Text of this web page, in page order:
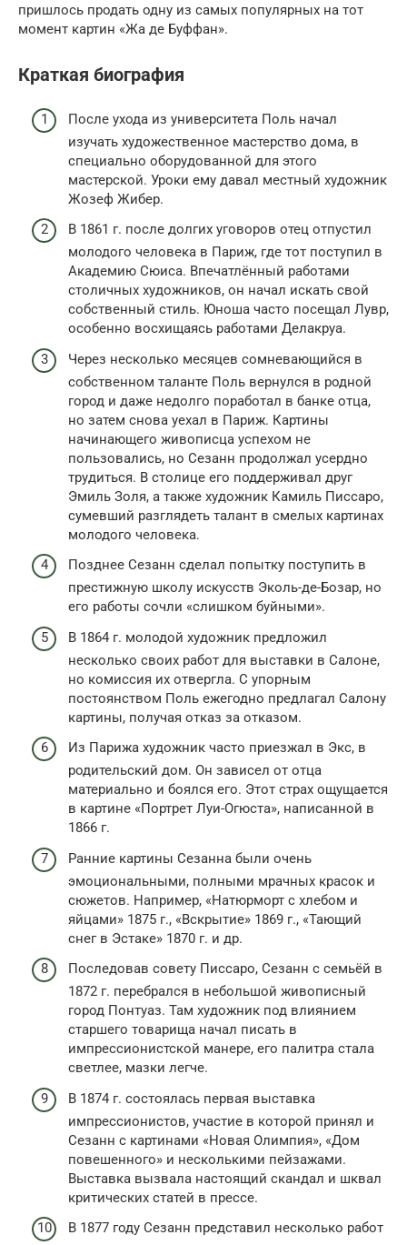
пришлось продать одну из самых популярных на тот
момент картин «Жа де Буффан».
Краткая биография
После ухода из университета Поль начал
изучать художественное мастерство дома, в
специально оборудованной для этого
мастерской. Уроки ему давал местный художник
Жозеф Жибер.
В 1861 г. после долгих уговоров отец отпустил
молодого человека в Париж, где тот поступил в
Академию Сюиса. Впечатлённый работами
столичных художников, он начал искать свой
собственный стиль. Юноша часто посещал Лувр,
особенно восхищаясь работами Делакруа.
Через несколько месяцев сомневающийся в
собственном таланте Поль вернулся в родной
город и даже недолго поработал в банке отца,
но затем снова уехал в Париж. Картины
начинающего живописца успехом не
пользовались, но Сезанн продолжал усердно
трудиться. В столице его поддерживал друг
Эмиль Золя, а также художник Камиль Писсаро,
сумевший разглядеть талант в смелых картинах
молодого человека.
Позднее Сезанн сделал попытку поступить в
престижную школу искусств Эколь-де-Бозар, но
его работы сочли «слишком буйными».
В 1864 г. молодой художник предложил
несколько своих работ для выставки в Салоне,
но комиссия их отвергла. С упорным
постоянством Поль ежегодно предлагал Салону
картины, получая отказ за отказом.
Из Парижа художник часто приезжал в Экс, в
родительский дом. Он зависел от отца
материально и боялся его. Этот страх ощущается
в картине «Портрет Луи-Огюста», написанной в
1866 г.
Ранние картины Сезанна были очень
эмоциональными, полными мрачных красок и
сюжетов. Например, «Натюрморт с хлебом и
яйцами» 1875 г., «Вскрытие» 1869 г., «Тающий
снег в Эстаке» 1870 г. и др.
Последовав совету Писсаро, Сезанн с семьёй в
1872 г. перебрался в небольшой живописный
город Понтуаз. Там художник под влиянием
старшего товарища начал писать в
импрессионистской манере, его палитра стала
светлее, мазки легче.
В 1874 г. состоялась первая выставка
импрессионистов, участие в которой принял и
Сезанн с картинами «Новая Олимпия», «Дом
повешенного» и несколькими пейзажами.
Выставка вызвала настоящий скандал и шквал
критических статей в прессе.
В 1877 году Сезанн представил несколько работ